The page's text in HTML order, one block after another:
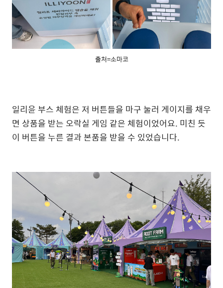
출처=소마코
일리윤 부스 체험은 저 버튼들을 마구 눌러 게이지를 채우
면 상품을 받는 오락실 게임 같은 체험이었어요. 미친 듯
이 버튼을 누른 결과 본품을 받을 수 있었습니다.